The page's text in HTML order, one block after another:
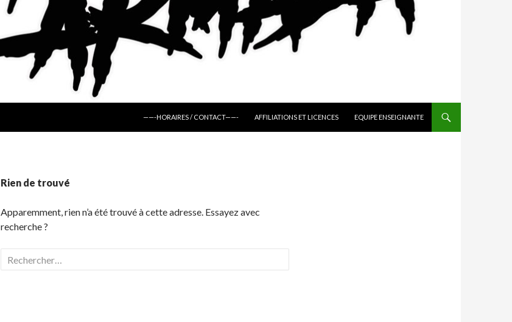
——-HORAIRES / CONTACT——-
AFFILIATIONS ET LICENCES EQUIPE ENSEIGNANTE
Rien de trouvé
Apparemment, rien n’a été trouvé à cette adresse. Essayez avec
recherche ?
Rechercher :